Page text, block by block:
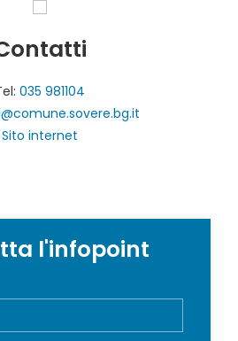
035 981104
Sito internet
l'infopoint